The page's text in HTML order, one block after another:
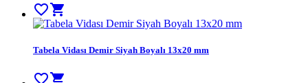
favorite_bordershopping_cart
Tabela Vidası Demir Siyah Boyalı 13x20 mm
favorite_bordershopping_cart